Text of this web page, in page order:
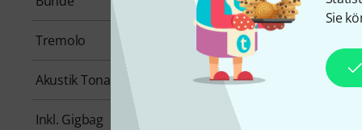
Sie
Tremolo
Akustik Tonabnehmer Piezo
Inkl. Gigbag